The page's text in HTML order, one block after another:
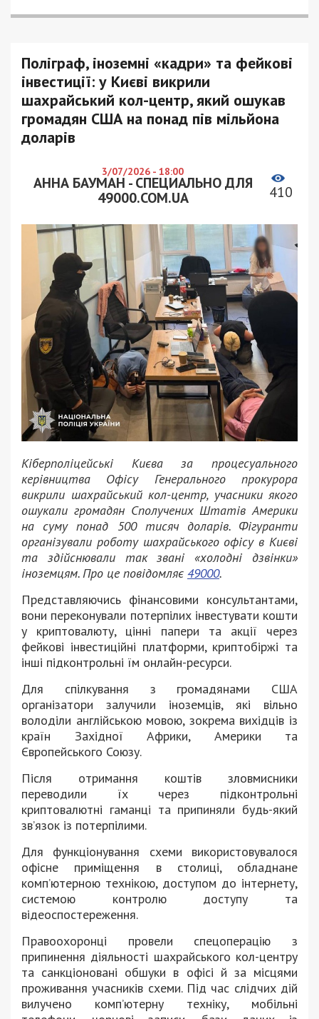
Поліграф, іноземні «кадри» та фейкові
інвестиції: у Києві викрили
шахрайський кол-центр, який ошукав
громадян США на понад пів мільйона
доларів
3/07/2026 - 18:00
АННА БАУМАН - СПЕЦИАЛЬНО ДЛЯ
49000.COM.UA
410
Кіберполіцейські Києва за процесуального
керівництва Офісу Генерального прокурора
викрили шахрайський кол-центр, учасники якого
ошукали громадян Сполучених Штатів Америки
на суму понад 500 тисяч доларів. Фігуранти
організували роботу шахрайського офісу в Києві
та здійснювали так звані «холодні дзвінки»
іноземцям. Про це повідомляє 49000.
Представляючись фінансовими консультантами,
вони переконували потерпілих інвестувати кошти
у криптовалюту, цінні папери та акції через
фейкові інвестиційні платформи, криптобіржі та
інші підконтрольні їм онлайн-ресурси.
Для спілкування з громадянами США
організатори залучили іноземців, які вільно
володіли англійською мовою, зокрема вихідців із
країн Західної Африки, Америки та
Європейського Союзу.
Після отримання коштів зловмисники
переводили їх через підконтрольні
криптовалютні гаманці та припиняли будь-який
зв’язок із потерпілими.
Для функціонування схеми використовувалося
офісне приміщення в столиці, обладнане
комп’ютерною технікою, доступом до інтернету,
системою контролю доступу та
відеоспостереження.
Правоохоронці провели спецоперацію з
припинення діяльності шахрайського кол-центру
та санкціоновані обшуки в офісі й за місцями
проживання учасників схеми. Під час слідчих дій
вилучено комп’ютерну техніку, мобільні